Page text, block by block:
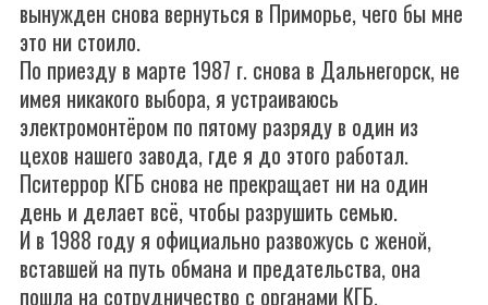
вынужден снова вернуться в Приморье, чего бы мне
это ни стоило.
По приезду в марте 1987 г. снова в Дальнегорск, не
имея никакого выбора, я устраиваюсь
электромонтёром по пятому разряду в один из
цехов нашего завода, где я до этого работал.
Пситеррор КГБ снова не прекращает ни на один
день и делает всё, чтобы разрушить семью.
И в 1988 году я официально развожусь с женой,
вставшей на путь обмана и предательства, она
пошла на сотрудничество с органами КГБ,